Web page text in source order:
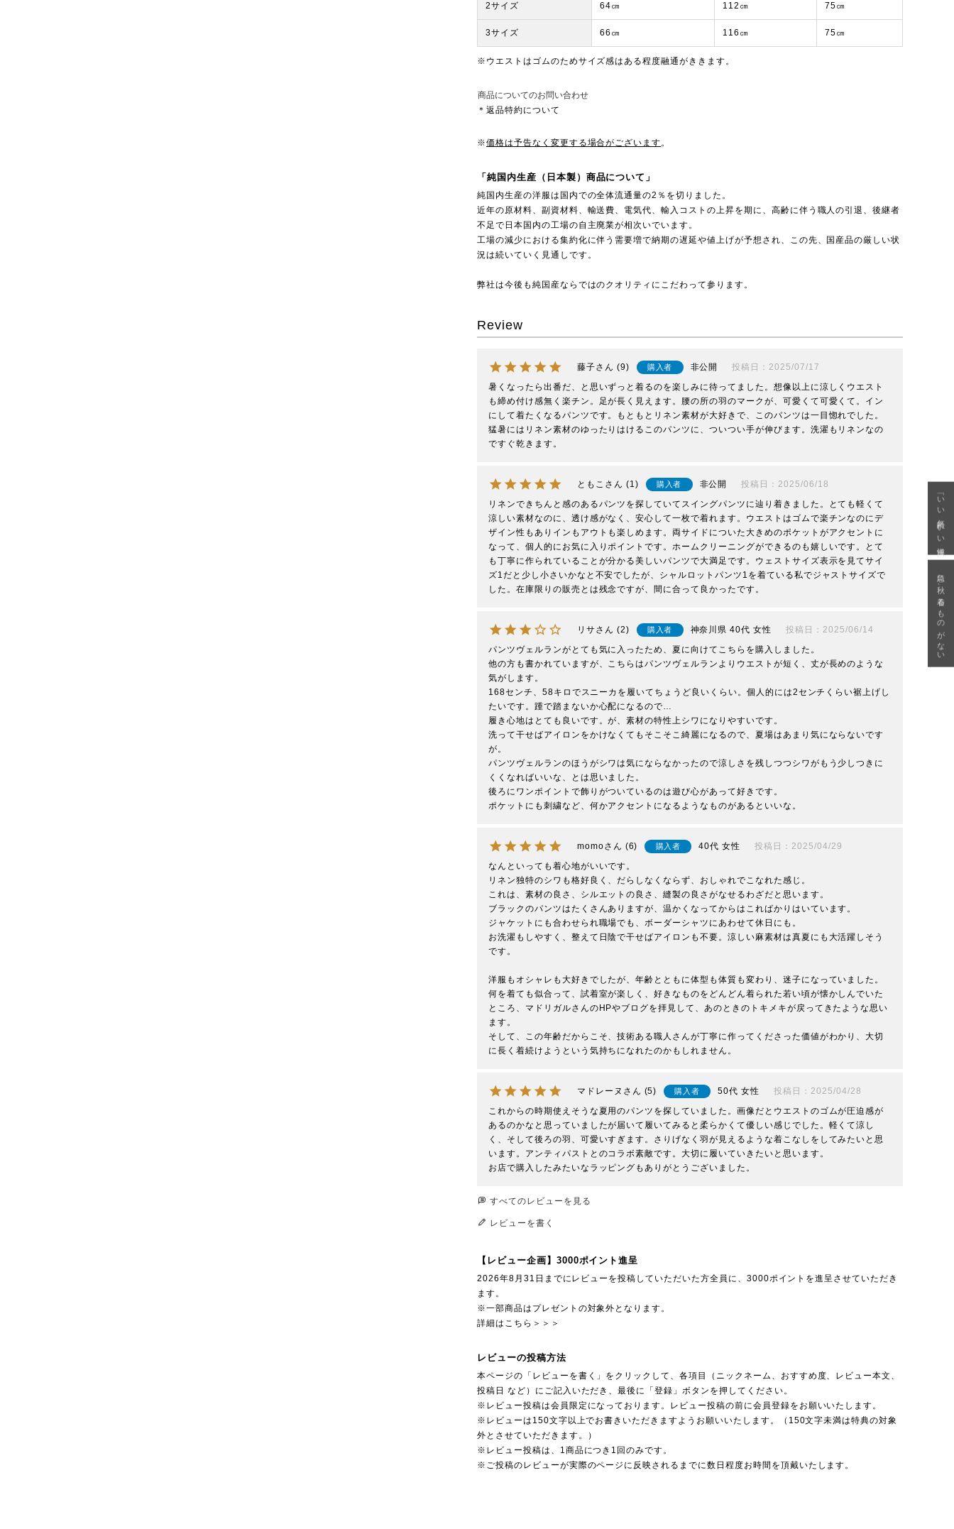
2サイズ 64㎝ 112㎝ 75㎝
3サイズ 66㎝ 116㎝ 75㎝
※ウエストはゴムのためサイズ感はある程度融通がききます。
商品についてのお問い合わせ
＊返品特約について
※価格は予告なく変更する場合がございます。
「純国内生産（日本製）商品について」
純国内生産の洋服は国内での全体流通量の2％を切りました。
近年の原材料、副資材料、輸送費、電気代、輸入コストの上昇を期に、高齢に伴う職人の引退、後継者
不足で日本国内の工場の自主廃業が相次いでいます。
工場の減少における集約化に伴う需要増で納期の遅延や値上げが予想され、この先、国産品の厳しい状
況は続いていく見通しです。
弊社は今後も純国産ならではのクオリティにこだわって参ります。
Review
藤子 9 購入者 非公開 投稿日
2025/07/17
暑くなったら出番だ、と思いずっと着るのを楽しみに待ってました。想像以上に涼しくウエスト
も締め付け感無く楽チン。足が長く見えます。腰の所の羽のマークが、可愛くて可愛くて。イン
にして着たくなるパンツです。もともとリネン素材が大好きで、このパンツは一目惚れでした。
猛暑にはリネン素材のゆったりはけるこのパンツに、ついつい手が伸びます。洗濯もリネンなの
ですぐ乾きます。
ともこ 1 購入者 非公開 投稿日
2025/06/18
リネンできちんと感のあるパンツを探していてスイングパンツに辿り着きました。とても軽くて
涼しい素材なのに、透け感がなく、安心して一枚で着れます。ウエストはゴムで楽チンなのにデ
ザイン性もありインもアウトも楽しめます。両サイドについた大きめのポケットがアクセントに
なって、個人的にお気に入りポイントです。ホームクリーニングができるのも嬉しいです。とて
も丁寧に作られていることが分かる美しいパンツで大満足です。ウェストサイズ表示を見てサイ
ズ1だと少し小さいかなと不安でしたが、シャルロットパンツ1を着ている私でジャストサイズで
した。在庫限りの販売とは残念ですが、間に合って良かったです。
リサ 2 購入者 神奈川県 40代 女性 投稿日
2025/06/14
パンツヴェルランがとても気に入ったため、夏に向けてこちらを購入しました。
他の方も書かれていますが、こちらはパンツヴェルランよりウエストが短く、丈が長めのような
気がします。
168センチ、58キロでスニーカを履いてちょうど良いくらい。個人的には2センチくらい裾上げし
たいです。踵で踏まないか心配になるので…
履き心地はとても良いです。が、素材の特性上シワになりやすいです。
洗って干せばアイロンをかけなくてもそこそこ綺麗になるので、夏場はあまり気にならないです
が。
パンツヴェルランのほうがシワは気にならなかったので涼しさを残しつつシワがもう少しつきに
くくなればいいな、とは思いました。
後ろにワンポイントで飾りがついているのは遊び心があって好きです。
ポケットにも刺繍など、何かアクセントになるようなものがあるといいな。
momo 6 購入者 40代 女性 投稿日
2025/04/29
なんといっても着心地がいいです。
リネン独特のシワも格好良く、だらしなくならず、おしゃれでこなれた感じ。
これは、素材の良さ、シルエットの良さ、縫製の良さがなせるわざだと思います。
ブラックのパンツはたくさんありますが、温かくなってからはこればかりはいています。
ジャケットにも合わせられ職場でも、ボーダーシャツにあわせて休日にも。
お洗濯もしやすく、整えて日陰で干せばアイロンも不要。涼しい麻素材は真夏にも大活躍しそう
です。
洋服もオシャレも大好きでしたが、年齢とともに体型も体質も変わり、迷子になっていました。
何を着ても似合って、試着室が楽しく、好きなものをどんどん着られた若い頃が懐かしんでいた
ところ、マドリガルさんのHPやブログを拝見して、あのときのトキメキが戻ってきたような思い
ます。
そして、この年齢だからこそ、技術ある職人さんが丁寧に作ってくださった価値がわかり、大切
に長く着続けようという気持ちになれたのかもしれません。
マドレーヌ 5 購入者 50代 女性 投稿日
2025/04/28
これからの時期使えそうな夏用のパンツを探していました。画像だとウエストのゴムが圧迫感が
あるのかなと思っていましたが届いて履いてみると柔らかくて優しい感じでした。軽くて涼し
く、そして後ろの羽、可愛いすぎます。さりげなく羽が見えるような着こなしをしてみたいと思
います。アンティパストとのコラボ素敵です。大切に履いていきたいと思います。
お店で購入したみたいなラッピングもありがとうございました。
すべてのレビューを見る
レビューを書く
【レビュー企画】3000ポイント進呈
2026年8月31日までにレビューを投稿していただいた方全員に、3000ポイントを進呈させていただき
ます。
※一部商品はプレゼントの対象外となります。
詳細はこちら＞＞＞
レビューの投稿方法
本ページの「レビューを書く」をクリックして、各項目（ニックネーム、おすすめ度、レビュー本文、
投稿日 など）にご記入いただき、最後に「登録」ボタンを押してください。
※レビュー投稿は会員限定になっております。レビュー投稿の前に会員登録をお願いいたします。
※レビューは150文字以上でお書きいただきますようお願いいたします。（150文字未満は特典の対象
外とさせていただきます。）
※レビュー投稿は、1商品につき1回のみです。
※ご投稿のレビューが実際のページに反映されるまでに数日程度お時間を頂戴いたします。
「いい年齢 いい洋服」
急に秋、着るものがない